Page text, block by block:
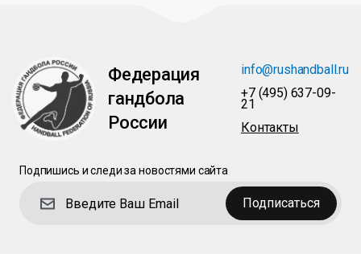
Федерация
гандбола
России
info@rushandball.ru
+7 (495) 637-09-
21
Контакты
Подпишись и следи за новостями сайта
Подписаться